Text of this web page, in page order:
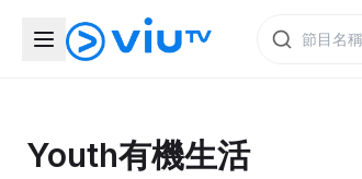
Youth有機生活